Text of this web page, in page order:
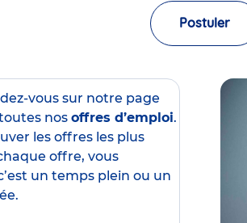
Postuler
vous sur notre page
nos offres d’emploi.
les offres les plus
offre, vous
un temps plein ou un